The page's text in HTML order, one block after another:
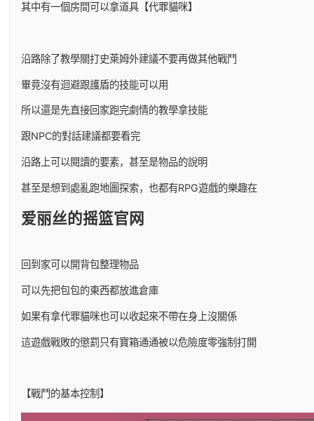
其中有一個房間可以拿道具【代罪貓咪】
沿路除了教學關打史萊姆外建議不要再做其他戰鬥
畢竟沒有迴避跟護盾的技能可以用
所以還是先直接回家跑完劇情的教學拿技能
跟NPC的對話建議都要看完
沿路上可以閱讀的要素，甚至是物品的說明
甚至是想到處亂跑地圖探索，也都有RPG遊戲的樂趣在
爱丽丝的摇篮官网
回到家可以開背包整理物品
可以先把包包的東西都放進倉庫
如果有拿代罪貓咪也可以收起來不帶在身上沒關係
這遊戲戰敗的懲罰只有寶箱通通被以危險度零強制打開
【戰鬥的基本控制】